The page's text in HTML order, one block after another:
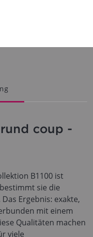
coup -
B1100 ist
sie die
Ergebnis: exakte,
mit einem
Qualitäten machen
viele